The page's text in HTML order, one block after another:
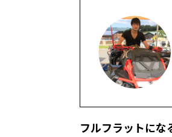
フルフラットにな